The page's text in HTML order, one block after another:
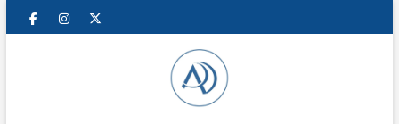
Saltar
FacebookInstagram